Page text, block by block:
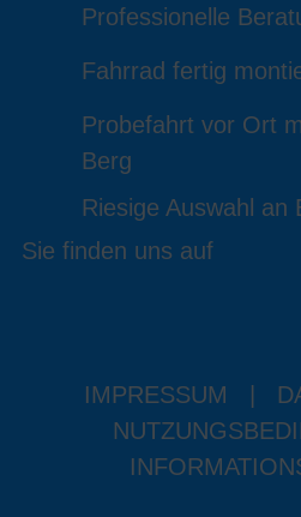
Professionelle
Fahrrad fertig
Probefahrt vor Ort
Berg
Riesige Auswahl an
Sie finden uns auf
IMPRESSUM